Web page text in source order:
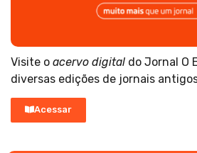
Visite o acervo digital do Jornal O
diversas edições de jornais
Acessar